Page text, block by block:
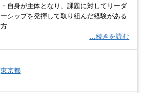
・自身が主体となり、課題に対してリーダ
ーシップを発揮して取り組んだ経験がある
方
…続きを読む
東京都